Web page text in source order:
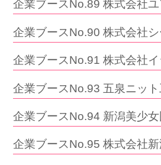
企業ブースNo.89 株式会社ユ
企業ブースNo.90 株式会社
企業ブースNo.91 株式会社イ
企業ブースNo.93 五泉ニッ
企業ブースNo.94 新潟美少
企業ブースNo.95 株式会社